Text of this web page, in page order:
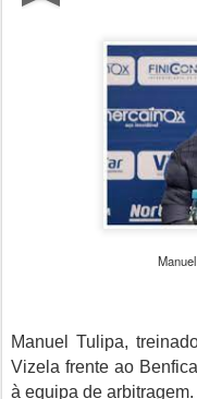
Manuel Tulipa,
Vizela frente ao
à equipa de arbitragem.